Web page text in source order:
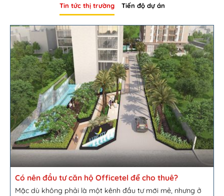
Tin tức thị trường Tiến độ dự án
Có nên đầu tư căn hộ Officetel để cho thuê?
Mặc dù không phải là một kênh đầu tư mới mẻ, nhưng ở